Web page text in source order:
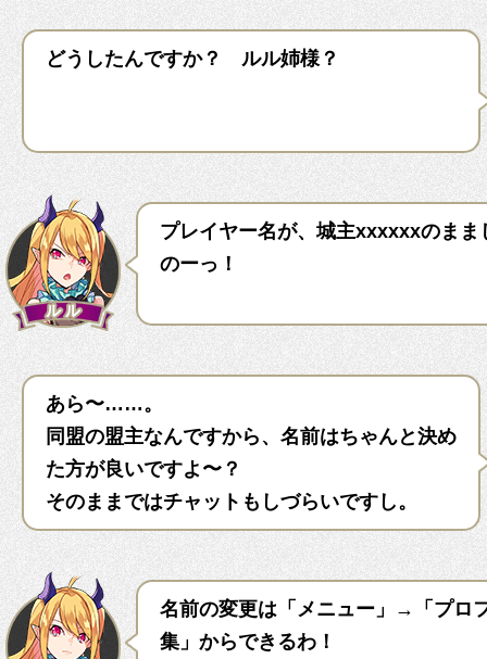
どうしたんですか？ ルル姉様？
プレイヤー名が、城主xxxxxxのまま
のーっ！
あら〜……。
同盟の盟主なんですから、名前はちゃんと決め
た方が良いですよ〜？
そのままではチャットもしづらいですし。
名前の変更は「メニュー」→「プロ
集」からできるわ！